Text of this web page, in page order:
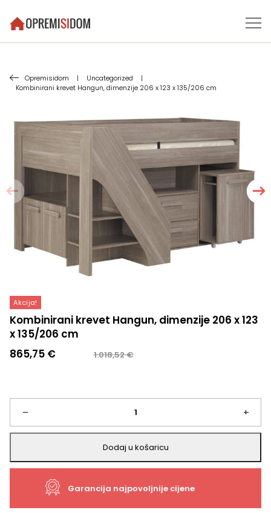
Opremisidom | Uncategorized
|
Kombinirani krevet Hangun, dimenzije 206 x 123 x 135/206 cm
Akcija!
Kombinirani krevet Hangun, dimenzije 206 x 123
x 135/206 cm
1.018,52€
Izvorna
je:
1.018,52 €.
865,75 €
Trenutna
865,75 €.
–
Kombinirani
krevet
Hangun,
dimenzije
+
Dodaj u košaricu
Garancija najpovoljnije cijene